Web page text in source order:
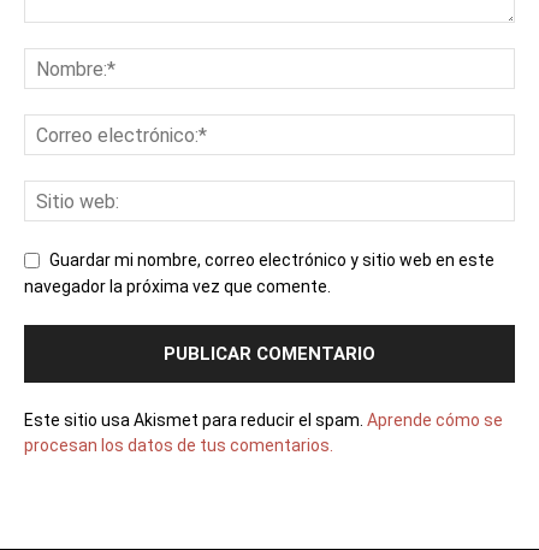
Guardar mi nombre, correo electrónico y sitio web en este
navegador la próxima vez que comente.
Este sitio usa Akismet para reducir el spam. Aprende cómo se
procesan los datos de tus comentarios.